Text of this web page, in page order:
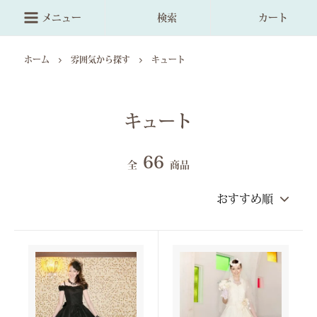
メニュー 検索 カート
ホーム 雰囲気から探す キュート
キュート
全 66 商品